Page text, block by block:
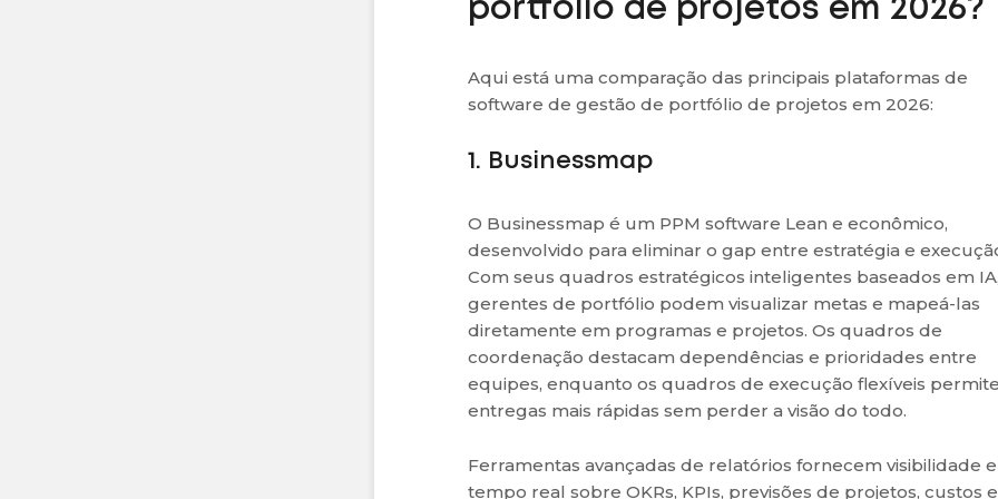
portfólio de projetos em 2026?
Aqui está uma comparação das principais plataformas de
software de gestão de portfólio de projetos em 2026:
1. Businessmap
O Businessmap é um PPM software Lean e econômico,
desenvolvido para eliminar o gap entre estratégia e
Com seus quadros estratégicos inteligentes baseados em
gerentes de portfólio podem visualizar metas e mapeá-las
diretamente em programas e projetos. Os quadros de
coordenação destacam dependências e prioridades entre
equipes, enquanto os quadros de execução flexíveis
entregas mais rápidas sem perder a visão do todo.
Ferramentas avançadas de relatórios fornecem visibilidade
tempo real sobre OKRs, KPIs, previsões de projetos, custos e